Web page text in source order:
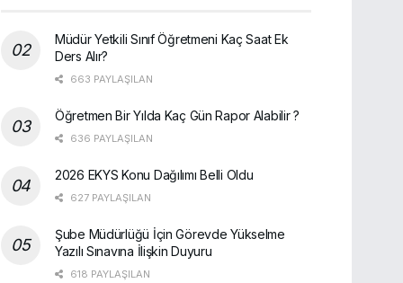
Müdür Yetkili Sınıf Öğretmeni Kaç Saat Ek
Ders Alır?
663 PAYLAŞILAN
Öğretmen Bir Yılda Kaç Gün Rapor Alabilir ?
636 PAYLAŞILAN
2026 EKYS Konu Dağılımı Belli Oldu
627 PAYLAŞILAN
Şube Müdürlüğü İçin Görevde Yükselme
Yazılı Sınavına İlişkin Duyuru
618 PAYLAŞILAN